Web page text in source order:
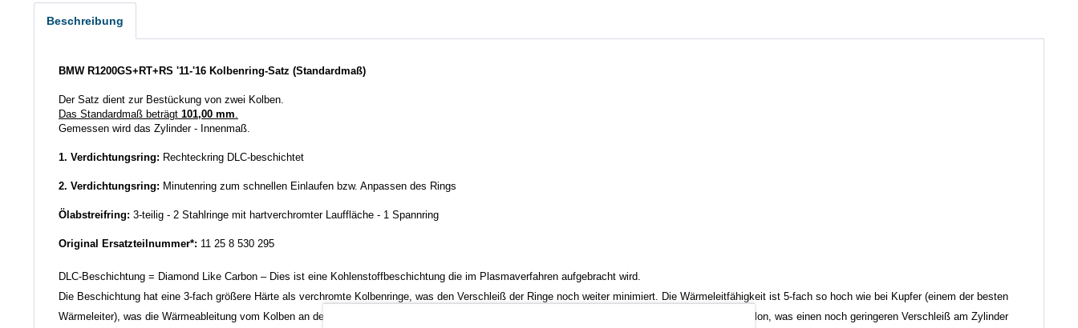
Beschreibung
BMW R1200GS+RT+RS '11-'16 Kolbenring-Satz (Standardmaß)
Der Satz dient zur Bestückung von zwei Kolben.
Das Standardmaß beträgt 101,00 mm.
Gemessen wird das Zylinder - Innenmaß.
1. Verdichtungsring: Rechteckring DLC-beschichtet
2. Verdichtungsring: Minutenring zum schnellen Einlaufen bzw. Anpassen des Rings
Ölabstreifring: 3-teilig - 2 Stahlringe mit hartverchromter Lauffläche - 1 Spannring
Original Ersatzteilnummer*: 11 25 8 530 295
DLC-Beschichtung = Diamond Like Carbon – Dies ist eine Kohlenstoffbeschichtung die im Plasmaverfahren aufgebracht wird.
Die Beschichtung hat eine 3-fach größere Härte als verchromte Kolbenringe, was den Verschleiß der Ringe noch weiter minimiert. Die Wärmeleitfähigkeit ist 5-fach so hoch wie bei Kupfer (einem der besten
Wärmeleiter), was die Wärmeableitung vom Kolben an den Zylinder verbessert. Außerdem ist der Reibungskoeffizient nur halb so groß wie der von Teflon, was einen noch geringeren Verschleiß am Zylinder